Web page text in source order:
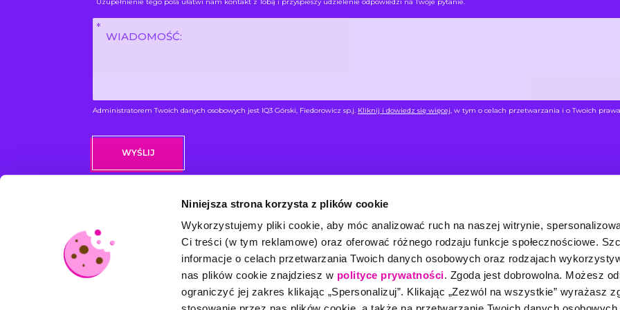
Niniejsza strona korzysta z plików cookie
Wykorzystujemy pliki cookie, aby móc analizować ruch na naszej witrynie,
Ci treści (w tym reklamowe) oraz oferować różnego rodzaju funkcje społecznościowe.
informacje o celach przetwarzania Twoich danych osobowych oraz rodzajach
nas plików cookie znajdziesz w polityce prywatności. Zgoda jest dobrowolna. Możesz
ograniczyć jej zakres klikając „Spersonalizuj”. Klikając „Zezwól na wszystkie” wyrażasz
Wiadomość
Administratorem Twoich danych osobowych jest IQ3 Górski, Fiedorowicz sp.j. Kliknij i dowiedz się więcej, w tym o celach przetwarzania i o Twoich
MENU
Oferta
Szkolenia
Szkolenia wewnętrzne
Centrum wiedzy
Trenerzy
O nas
FAQ
Newsletter